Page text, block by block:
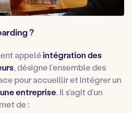
?
appeléintégration des
, désigne l’ensemble des
pour accueillir et intégrer un
entreprise. Il s’agit d’un
de :